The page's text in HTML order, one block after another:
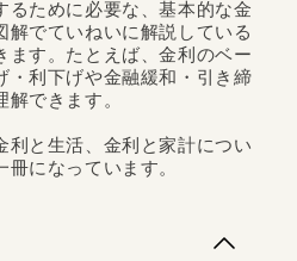
るために必要な、基本的な金
解でていねいに解説している
ます。たとえば、金利のベー
・利下げや金融緩和・引き締
できます。
利と生活、金利と家計につい
になっています。